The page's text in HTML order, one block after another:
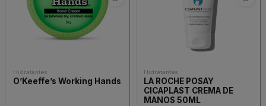
Hidratantes
O’Keeffe’s Working Hands
Hidratantes
LA ROCHE POSAY
CICAPLAST CREMA DE
MANOS 50ML